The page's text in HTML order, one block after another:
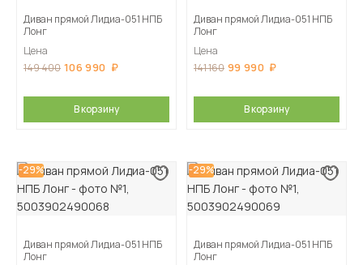
Диван прямой Лидиа-051 НПБ
Лонг
Цена
149 400 106 990
В корзину
Диван прямой Лидиа-051 НПБ
Лонг
Цена
141 160 99 990
В корзину
-29%
Диван прямой Лидиа-051 НПБ
Лонг
-29%
Диван прямой Лидиа-051 НПБ
Лонг